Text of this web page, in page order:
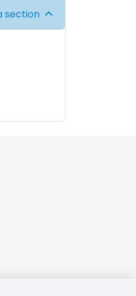
section